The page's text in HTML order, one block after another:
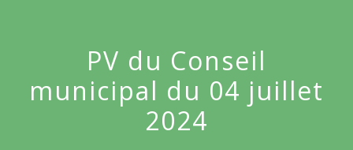
PV du Conseil
municipal du 04 juillet
2024